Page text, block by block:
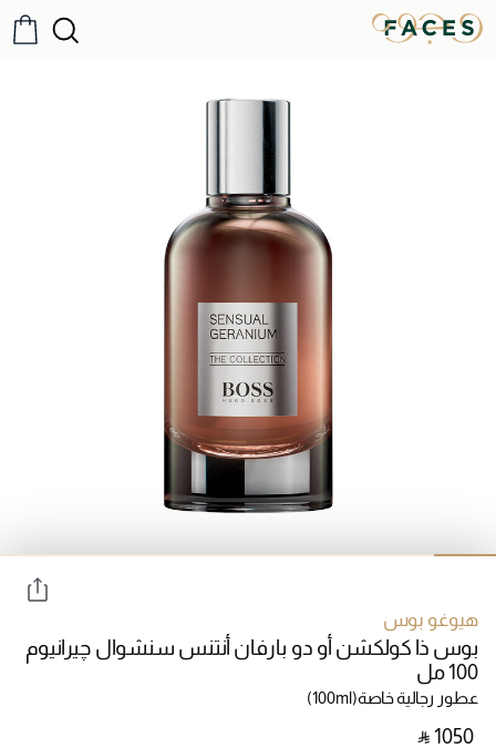
هيوغو بوس
بوس ذا كولكشن أو دو بارفان أنتنس سنشوال چيرانيوم
100 مل
عطور رجالية خاصة(100ml)
‎ ⃁ ⁦1050⁩ ‎